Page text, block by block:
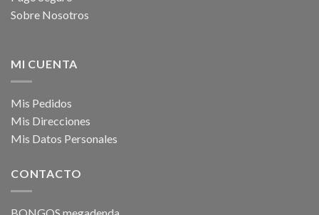
Sobre Nosotros
MI CUENTA
Mis Pedidos
Mis Direcciones
Mis Datos Personales
CONTACTO
BONGOS megadenda